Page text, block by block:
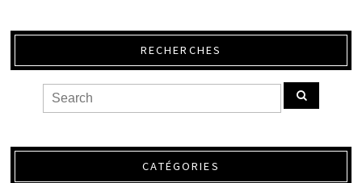
RECHERCHES
CATÉGORIES